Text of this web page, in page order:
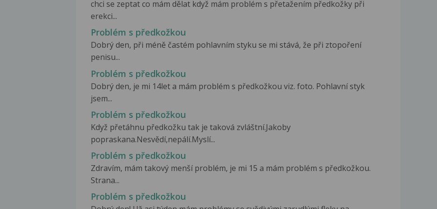
chci se zeptat co mám dělat když mám problém s přetažením předkožky při
erekci...
Problém s předkožkou
Dobrý den, při méně častém pohlavním styku se mi stává, že při ztopoření
penisu...
Problém s předkožkou
Dobrý den, je mi 14let a mám problém s předkožkou viz. foto. Pohlavní styk
jsem...
Problém s předkožkou
Když přetáhnu předkožku tak je taková zvláštní.Jakoby
popraskana.Nesvědí,nepálí.Myslí...
Problém s předkožkou
Zdravím, mám takový menší problém, je mi 15 a mám problém s předkožkou.
Strana...
Problém s předkožkou